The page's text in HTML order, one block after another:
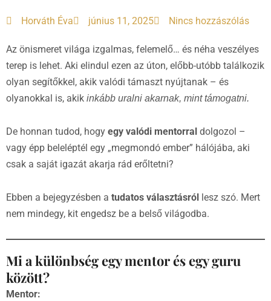
Horváth Éva június 11, 2025 Nincs hozzászólás
Az önismeret világa izgalmas, felemelő… és néha veszélyes
terep is lehet. Aki elindul ezen az úton, előbb-utóbb találkozik
olyan segítőkkel, akik valódi támaszt nyújtanak – és
olyanokkal is, akik inkább uralni akarnak, mint támogatni.
De honnan tudod, hogy egy valódi mentorral dolgozol –
vagy épp beleléptél egy „megmondó ember” hálójába, aki
csak a saját igazát akarja rád erőltetni?
Ebben a bejegyzésben a tudatos választásról
lesz szó. Mert
nem mindegy, kit engedsz be a belső világodba.
Mi a különbség egy mentor és egy guru
között?
Mentor: